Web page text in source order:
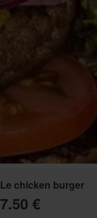
Le chicken burger
7.50 €